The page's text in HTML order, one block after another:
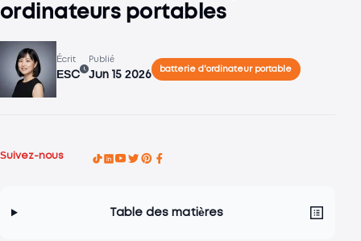
ordinateurs portables
Écrit
ESC
Publié
Jun 15 2026 batterie d'ordinateur portable
Suivez-nous
Table des matières